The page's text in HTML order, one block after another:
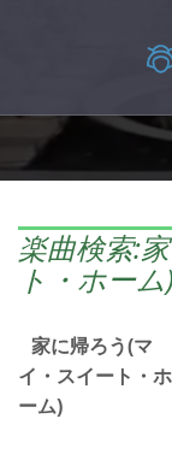
楽曲検索:
ト・ホー
家に帰ろう(マ
イ・スイート・ホ
ーム)